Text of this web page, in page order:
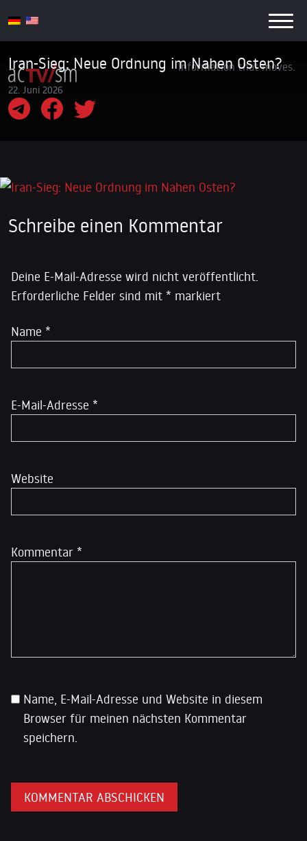
Information that moves.
Iran-Sieg: Neue Ordnung im Nahen Osten?
22. Juni 2026
Schreibe einen Kommentar
Deine E-Mail-Adresse wird nicht veröffentlicht.
Erforderliche Felder sind mit * markiert
Kommentar *
Name *
E-Mail-Adresse *
Website
Name, E-Mail-Adresse und Website in diesem
Browser für meinen nächsten Kommentar
speichern.